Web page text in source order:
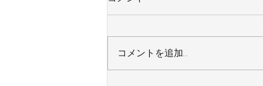
コメントを追加…